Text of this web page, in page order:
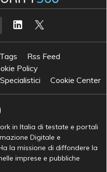
Tags
Rss Feed
Policy
Cookie Center
in Italia di testate e portali
Digitale e
la missione di diffondere la
imprese e pubbliche